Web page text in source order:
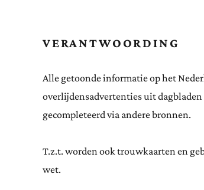
VERANTWOORDING
Alle getoonde informatie op het
overlijdensadvertenties uit
gecompleteerd via andere bronnen.
T.z.t. worden ook trouwkaarten en
wet.